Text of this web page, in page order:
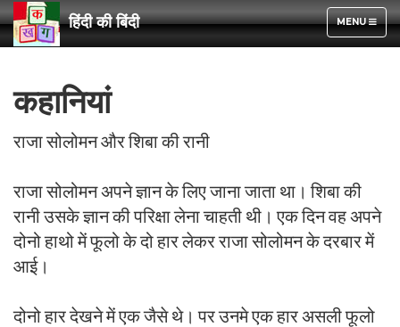
TOGGLE
NAVIGATION
MENU
हिंदी की बिंदी
कहानियां
राजा सोलोमन और शिबा की रानी
राजा सोलोमन अपने ज्ञान के लिए जाना जाता था। शिबा की
रानी उसके ज्ञान की परिक्षा लेना चाहती थी। एक दिन वह अपने
दोनो हाथो में फूलो के दो हार लेकर राजा सोलोमन के दरबार में
आई।
दोनो हार देखने में एक जैसे थे। पर उनमे एक हार असली फूलो